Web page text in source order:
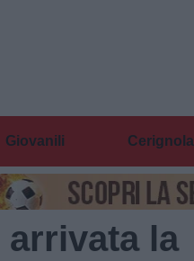
Giovanili Cerignola
la